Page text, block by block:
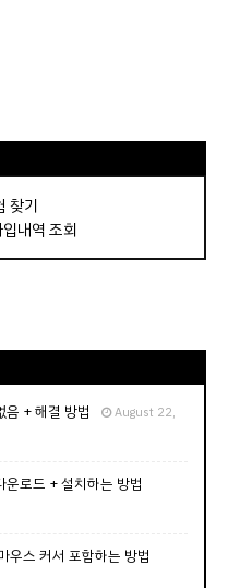
찾기
내역 조회
+ 해결 방법
August 22,
로드 + 설치하는 방법
우스 커서 포함하는 방법